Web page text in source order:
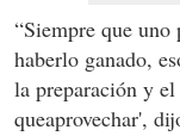
“Siempre que
haberlo ganado,
la preparación y
queaprovechar',